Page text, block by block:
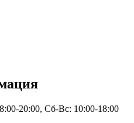
20:00, Сб-Вс: 10:00-18:00